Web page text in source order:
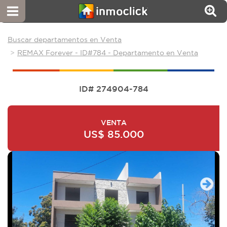
Buscar departamentos en Venta
REMAX Forever - ID#784 - Departamento en Venta
ID# 274904-784
VENTA
US$ 85.000
Next